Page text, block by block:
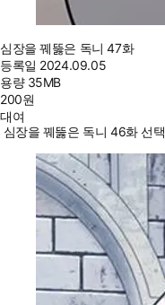
심장을 꿰뚫은 독니 47화
등록일 2024.09.05
용량 35MB
200원
대여
심장을 꿰뚫은 독니 46화 선택